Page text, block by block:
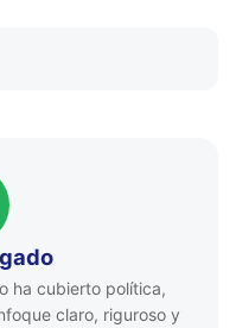
ha cubierto política,
claro, riguroso y